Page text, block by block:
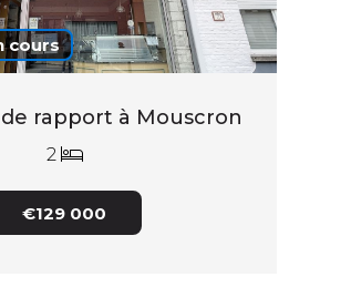
cours
rapport à Mouscron
2
€129 000